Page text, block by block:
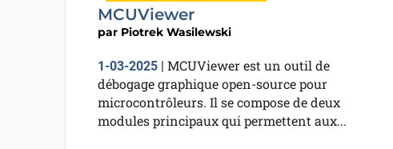
MCUViewer
par Piotrek Wasilewski
1-03-2025| MCUViewer est un outil de
débogage graphique open-source pour
microcontrôleurs. Il se compose de deux
modules principaux qui permettent aux...